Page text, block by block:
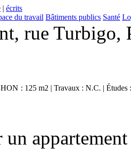
| écrits
du travail Bâtiments publics Santé
rue Turbigo,
: 125 m2 | Travaux : N.C. |